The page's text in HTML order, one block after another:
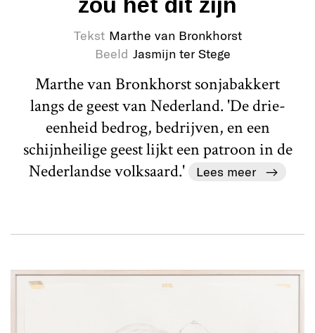
Tekst Marthe van Bronkhorst
Beeld Jasmijn ter Stege
Marthe van Bronkhorst sonjabakkert
langs de geest van Nederland. 'De drie-
eenheid bedrog, bedrijven, en een
schijnheilige geest lijkt een patroon in de
Nederlandse volksaard.'
Lees meer